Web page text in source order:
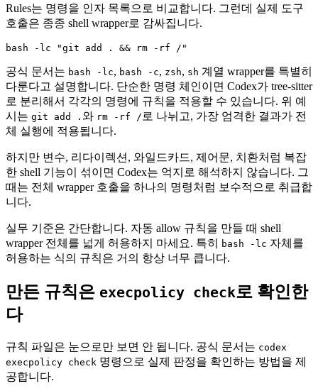
Rules는 명령을 인자 목록으로 비교합니다. 그런데 실제 도구
호출은 종종 shell wrapper로 감싸집니다.
bash -lc "git add . && rm -rf /"
공식 문서는 bash -lc, bash -c, zsh, sh 계열 wrapper를 특별히
다룬다고 설명합니다. 단순한 명령 체인이면 Codex가 tree-sitter
로 분리해서 각각의 명령에 규칙을 적용할 수 있습니다. 위 예
시는 git add . 와 rm -rf / 로 나뉘고, 가장 엄격한 결과가 전
체 실행에 적용됩니다.
하지만 변수, 리다이렉션, 와일드카드, 제어문, 치환처럼 복잡
한 shell 기능이 섞이면 Codex는 억지로 해석하지 않습니다. 그
때는 전체 wrapper 호출을 하나의 명령처럼 보수적으로 취급합
니다.
실무 기준은 간단합니다. 자동 allow 규칙을 만들 때 shell
wrapper 전체를 넓게 허용하지 마세요. 특히
bash -lc 자체를
허용하는 식의 규칙은 거의 항상 너무 큽니다.
만든 규칙은 execpolicy check로 확인한
다
규칙 파일은 눈으로만 보면 안 됩니다. 공식 문서는 codex
execpolicy check 명령으로 실제 판정을 확인하는 방법을 제
공합니다.